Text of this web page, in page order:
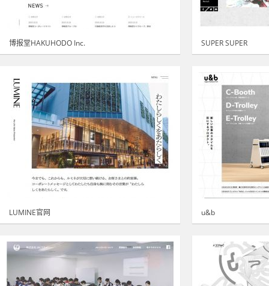
博报堂HAKUHODO Inc. SUPER SUPER
LUMINE官网 u&b